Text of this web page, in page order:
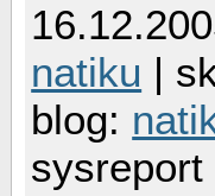
natiku |
blog: